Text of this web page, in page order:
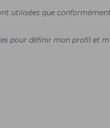
utilisées que
pour définir mon profil et